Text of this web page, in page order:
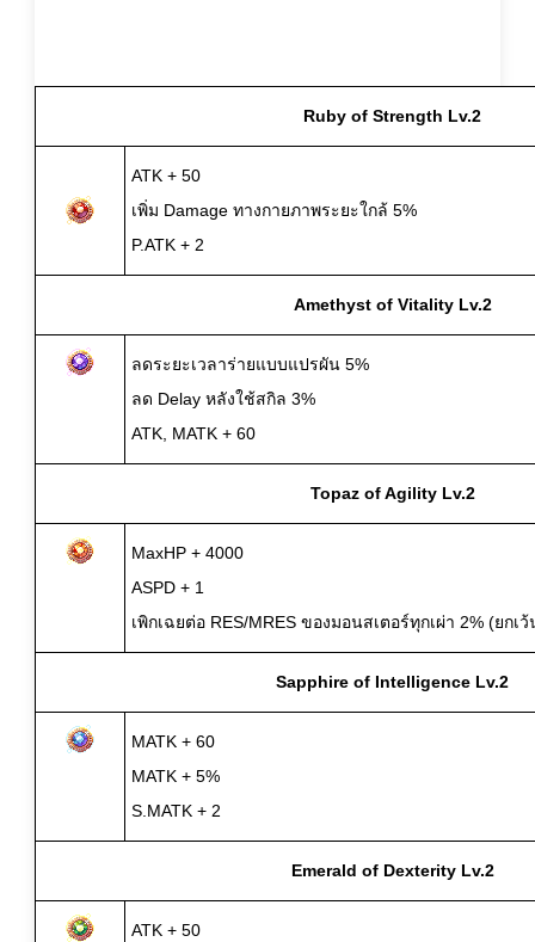
Ruby of Strength Lv.2
ATK + 50
เพิ่ม Damage ทางกายภาพระยะใกล้ 5%
P.ATK + 2
Amethyst of Vitality Lv.2
ลดระยะเวลาร่ายแบบแปรผัน 5%
ลด Delay หลังใช้สกิล 3%
ATK, MATK + 60
Topaz of Agility Lv.2
MaxHP + 4000
ASPD + 1
เพิกเฉยต่อ RES/MRES ของมอนสเตอร์ทุกเผ่า 2% (ยกเ
Sapphire of Intelligence Lv.2
MATK + 60
MATK + 5%
S.MATK + 2
Emerald of Dexterity Lv.2
ATK + 50